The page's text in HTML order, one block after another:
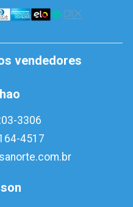
vendedores
3306
4517